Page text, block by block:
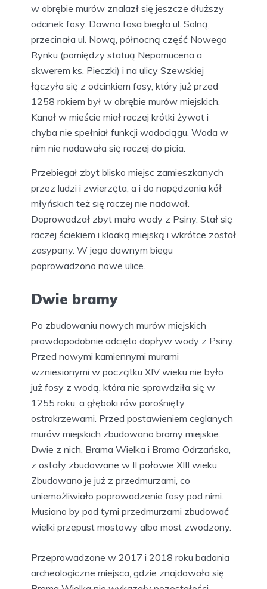
w obrębie murów znalazł się jeszcze dłuższy
odcinek fosy. Dawna fosa biegła ul. Solną,
przecinała ul. Nową, północną część Nowego
Rynku (pomiędzy statuą Nepomucena a
skwerem ks. Pieczki) i na ulicy Szewskiej
łączyła się z odcinkiem fosy, który już przed
1258 rokiem był w obrębie murów miejskich.
Kanał w mieście miał raczej krótki żywot i
chyba nie spełniał funkcji wodociągu. Woda w
nim nie nadawała się raczej do picia.
Przebiegał zbyt blisko miejsc zamieszkanych
przez ludzi i zwierzęta, a i do napędzania kół
młyńskich też się raczej nie nadawał.
Doprowadzał zbyt mało wody z Psiny. Stał się
raczej ściekiem i kloaką miejską i wkrótce został
zasypany. W jego dawnym biegu
poprowadzono nowe ulice.
Dwie bramy
Po zbudowaniu nowych murów miejskich
prawdopodobnie odcięto dopływ wody z Psiny.
Przed nowymi kamiennymi murami
wzniesionymi w początku XIV wieku nie było
już fosy z wodą, która nie sprawdziła się w
1255 roku, a głęboki rów porośnięty
ostrokrzewami. Przed postawieniem ceglanych
murów miejskich zbudowano bramy miejskie.
Dwie z nich, Brama Wielka i Brama Odrzańska,
z ostały zbudowane w II połowie XIII wieku.
Zbudowano je już z przedmurzami, co
uniemożliwiało poprowadzenie fosy pod nimi.
Musiano by pod tymi przedmurzami zbudować
wielki przepust mostowy albo most zwodzony.
Przeprowadzone w 2017 i 2018 roku badania
archeologiczne miejsca, gdzie znajdowała się